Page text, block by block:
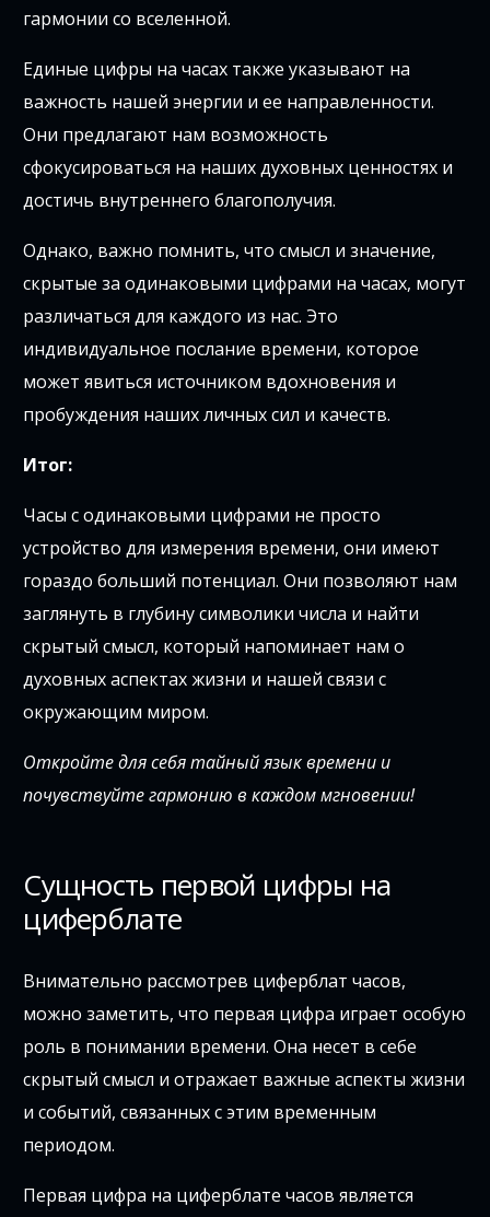
гармонии со вселенной.
Единые цифры на часах также указывают на
важность нашей энергии и ее направленности.
Они предлагают нам возможность
сфокусироваться на наших духовных ценностях и
достичь внутреннего благополучия.
Однако, важно помнить, что смысл и значение,
скрытые за одинаковыми цифрами на часах, могут
различаться для каждого из нас. Это
индивидуальное послание времени, которое
может явиться источником вдохновения и
пробуждения наших личных сил и качеств.
Итог:
Часы с одинаковыми цифрами не просто
устройство для измерения времени, они имеют
гораздо больший потенциал. Они позволяют нам
заглянуть в глубину символики числа и найти
скрытый смысл, который напоминает нам о
духовных аспектах жизни и нашей связи с
окружающим миром.
Откройте для себя тайный язык времени и
почувствуйте гармонию в каждом мгновении!
Сущность первой цифры на
циферблате
Внимательно рассмотрев циферблат часов,
можно заметить, что первая цифра играет особую
роль в понимании времени. Она несет в себе
скрытый смысл и отражает важные аспекты жизни
и событий, связанных с этим временным
периодом.
Первая цифра на циферблате часов является